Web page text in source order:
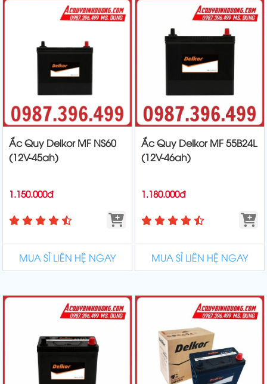
Ắc Quy Delkor MF NS60
(12V-45ah)
1.150.000đ
MUA SỈ LIÊN HỆ NGAY
Ắc Quy Delkor MF 55B24L
(12V-46ah)
1.180.000đ
MUA SỈ LIÊN HỆ NGAY